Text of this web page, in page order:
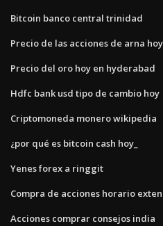
Bitcoin banco central trinidad
Precio de las acciones de arna hoy
Precio del oro hoy en hyderabad
Hdfc bank usd tipo de cambio hoy
Criptomoneda monero wikipedia
¿por qué es bitcoin cash hoy_
Yenes forex a ringgit
Compra de acciones horario
Acciones comprar consejos india